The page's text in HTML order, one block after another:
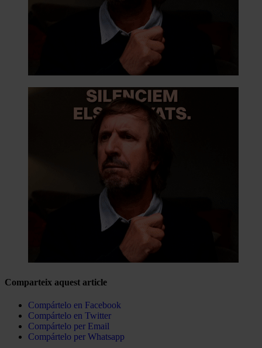
Comparteix aquest article
Compártelo en Facebook
Compártelo en Twitter
Compártelo per Email
Compártelo per Whatsapp